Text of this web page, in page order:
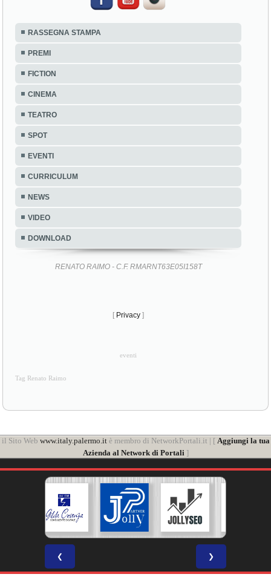
RASSEGNA STAMPA
PREMI
FICTION
CINEMA
TEATRO
SPOT
EVENTI
CURRICULUM
NEWS
VIDEO
DOWNLOAD
RENATO RAIMO - C.F. RMARNT63E05I158T
[ Privacy ]
eventi
Tag Renato Raimo
il Sito Web www.italy.palermo.itè membro di NetworkPortali.it | [ Aggiungi la tua
Azienda al Network di Portali]
❮ ❯